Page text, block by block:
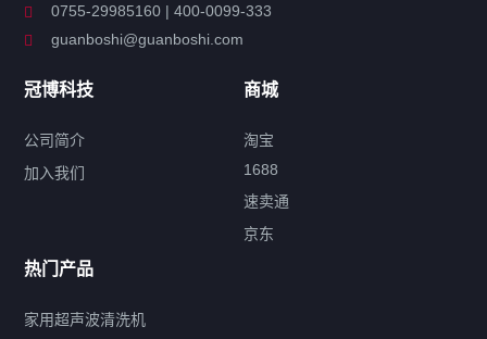
特种超声波洗净产品
超声波配件
产品标签
鼓泡 升降 抛动
0755-29985160 | 400-0099-333
guanboshi@guanboshi.com
冠博科技
公司简介
加入我们
商城
淘宝
1688
速卖通
京东
热门产品
家用超声波清洗机